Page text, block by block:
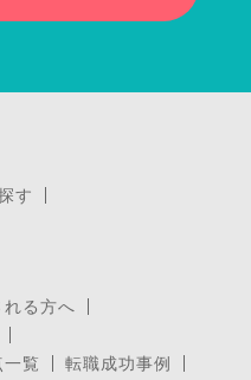
す
る方へ
覧
転職成功事例